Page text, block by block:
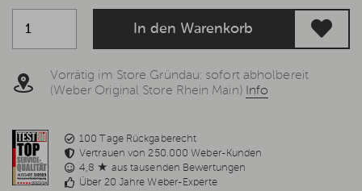
In den Warenkorb
Vorrätig im Store Gründau: sofort abholbereit
(Weber Original Store Rhein Main) Info
100 Tage Rückgaberecht
Vertrauen von 250.000 Weber-Kunden
4,8 ★ aus tausenden Bewertungen
Über 20 Jahre Weber-Experte